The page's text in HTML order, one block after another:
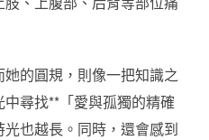
的圓規，則像一把知識之
尋找**「愛與孤獨的精確
也越長。同時，還會感到